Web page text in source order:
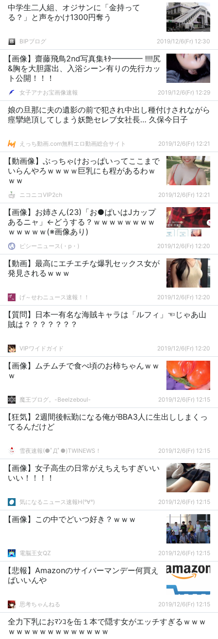
中学生二人組、オジサンに「金持って
る？」と声をかけ1300円奪う
BIPブログ 2019/12/6(Fr) 12:30
【画像】齋藤飛鳥2nd写真集ｷﾀ━━━━ !!!!尻
&胸を大胆露出、入浴シーン有りの先行カッ
ト公開！！！
女子アナお宝画像速報 2019/12/6(Fr) 12:29
娘の旦那に夫の遺影の前で犯され中出し種付けされながら
痙攣絶頂してしまう妖艶セレブ女社長… 久保今日子
えっち動画.com無料エロ動画総合サイト 2019/12/6(Fr) 12:21
【動画像】ぶっちゃけおっぱいってここまで
いらんやろｗｗｗｗ巨乳にも程があるわｗ
ｗｗ
ニコニコVIP2ch 2019/12/6(Fr) 12:21
【画像】お姉さん(23)「お●ぱいはJカップ
あるニャ」←どうする？ｗｗｗｗｗｗｗｗ
ｗｗｗｗｗ(※画像あり)
ピシーニュース(・p・)ゞ 2019/12/6(Fr) 12:20
【動画】最高にエチエチな爆乳セックス女が
発見されるｗｗｗ
げ～せわニュース速報！！ 2019/12/6(Fr) 12:20
【質問】日本一有名な海賊キャラは「ルフィ」☜じゃあ山
賊は？？？？？？？
VIPワイドガイド 2019/12/6(Fr) 12:20
【画像】ムチムチで食べ頃のお柿ちゃんｗｗ
ｗ
魔王ブログ。-Beelzeboul- 2019/12/6(Fr) 12:15
【狂気】2週間後転勤になる俺がBBA3人に生出ししまくっ
てるんだけど
雪夜速報(●ﾟДﾟ●)TWINEWS！ 2019/12/6(Fr) 12:15
【画像】女子高生の日常がえちえちすぎいい
いい！！！！
気になるニュース速報H(°∀°) 2019/12/6(Fr) 12:15
【画像】この中でどいつ好き？ｗｗｗ
電脳王女QZ 2019/12/6(Fr) 12:15
【悲報】Amazonのサイバーマンデー何買え
ばいいんや
思考ちゃんねる 2019/12/6(Fr) 12:15
全力下乳におﾏﾝｺを缶１本で隠す女がエッチすぎるｗｗｗ
ｗｗｗｗｗｗｗｗｗｗｗｗｗ